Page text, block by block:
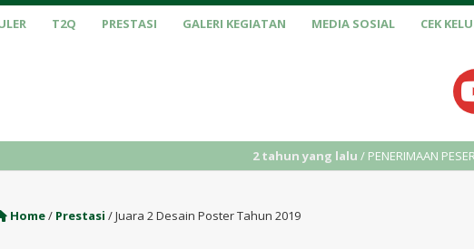
T2Q PRESTASI GALERI KEGIATAN MEDIA SOSIAL CEK
2 tahun yang lalu/ PENERIMAAN PESERTA DIDIK
Home/ Prestasi /Juara 2 Desain Poster Tahun 2019